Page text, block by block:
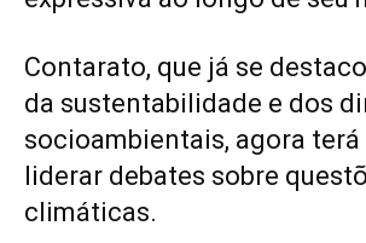
Contarato, que já se
da sustentabilidade e dos
socioambientais, agora terá
liderar debates sobre
climáticas.